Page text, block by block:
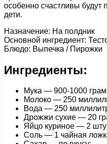
особенно счастливы будут
дети.
Назначение: На полдник
Основной ингредиент:
Блюдо: Выпечка / Пирожки
Ингредиенты:
Мука — 900-1000
Молоко — 250
Вода — 250
Дрожжи сухие — 20
Яйцо куриное — 2
Соль — 1 чайная